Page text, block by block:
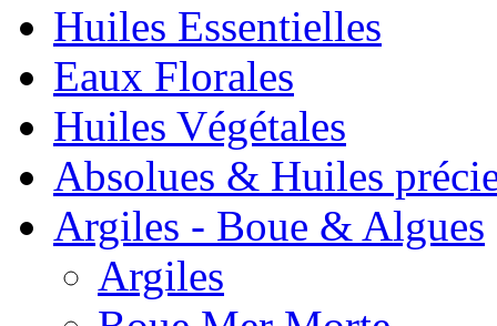
Huiles Essentielles
Eaux Florales
Huiles Végétales
Absolues & Huiles
Argiles - Boue & Algues
Argiles